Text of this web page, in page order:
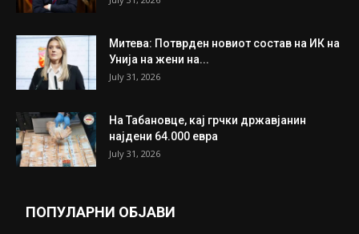
Митева: Потврден новиот состав на ИК на
Унија на жени на...
July 31, 2026
На Табановце, кај грчки државјанин
најдени 64.000 евра
July 31, 2026
ПОПУЛАРНИ ОБЈАВИ